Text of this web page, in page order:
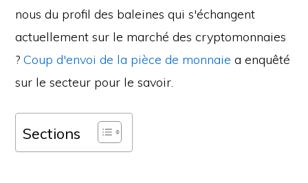
nous du profil des baleines qui s'échangent
actuellement sur le marché des cryptomonnaies
?Coup d'envoi de la pièce de monnaie a enquêté
sur le secteur pour le savoir.
Sections